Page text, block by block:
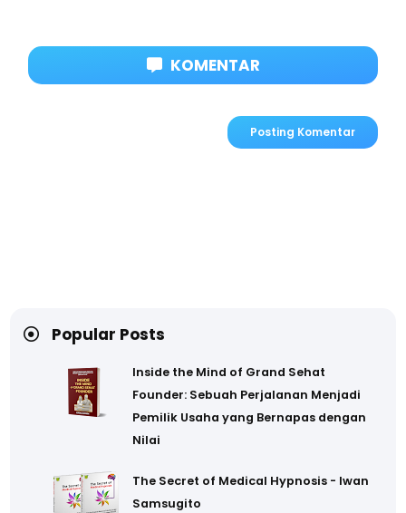
KOMENTAR
Posting Komentar
Popular Posts
Inside the Mind of Grand Sehat
Founder: Sebuah Perjalanan Menjadi
Pemilik Usaha yang Bernapas dengan
Nilai
The Secret of Medical Hypnosis - Iwan
Samsugito